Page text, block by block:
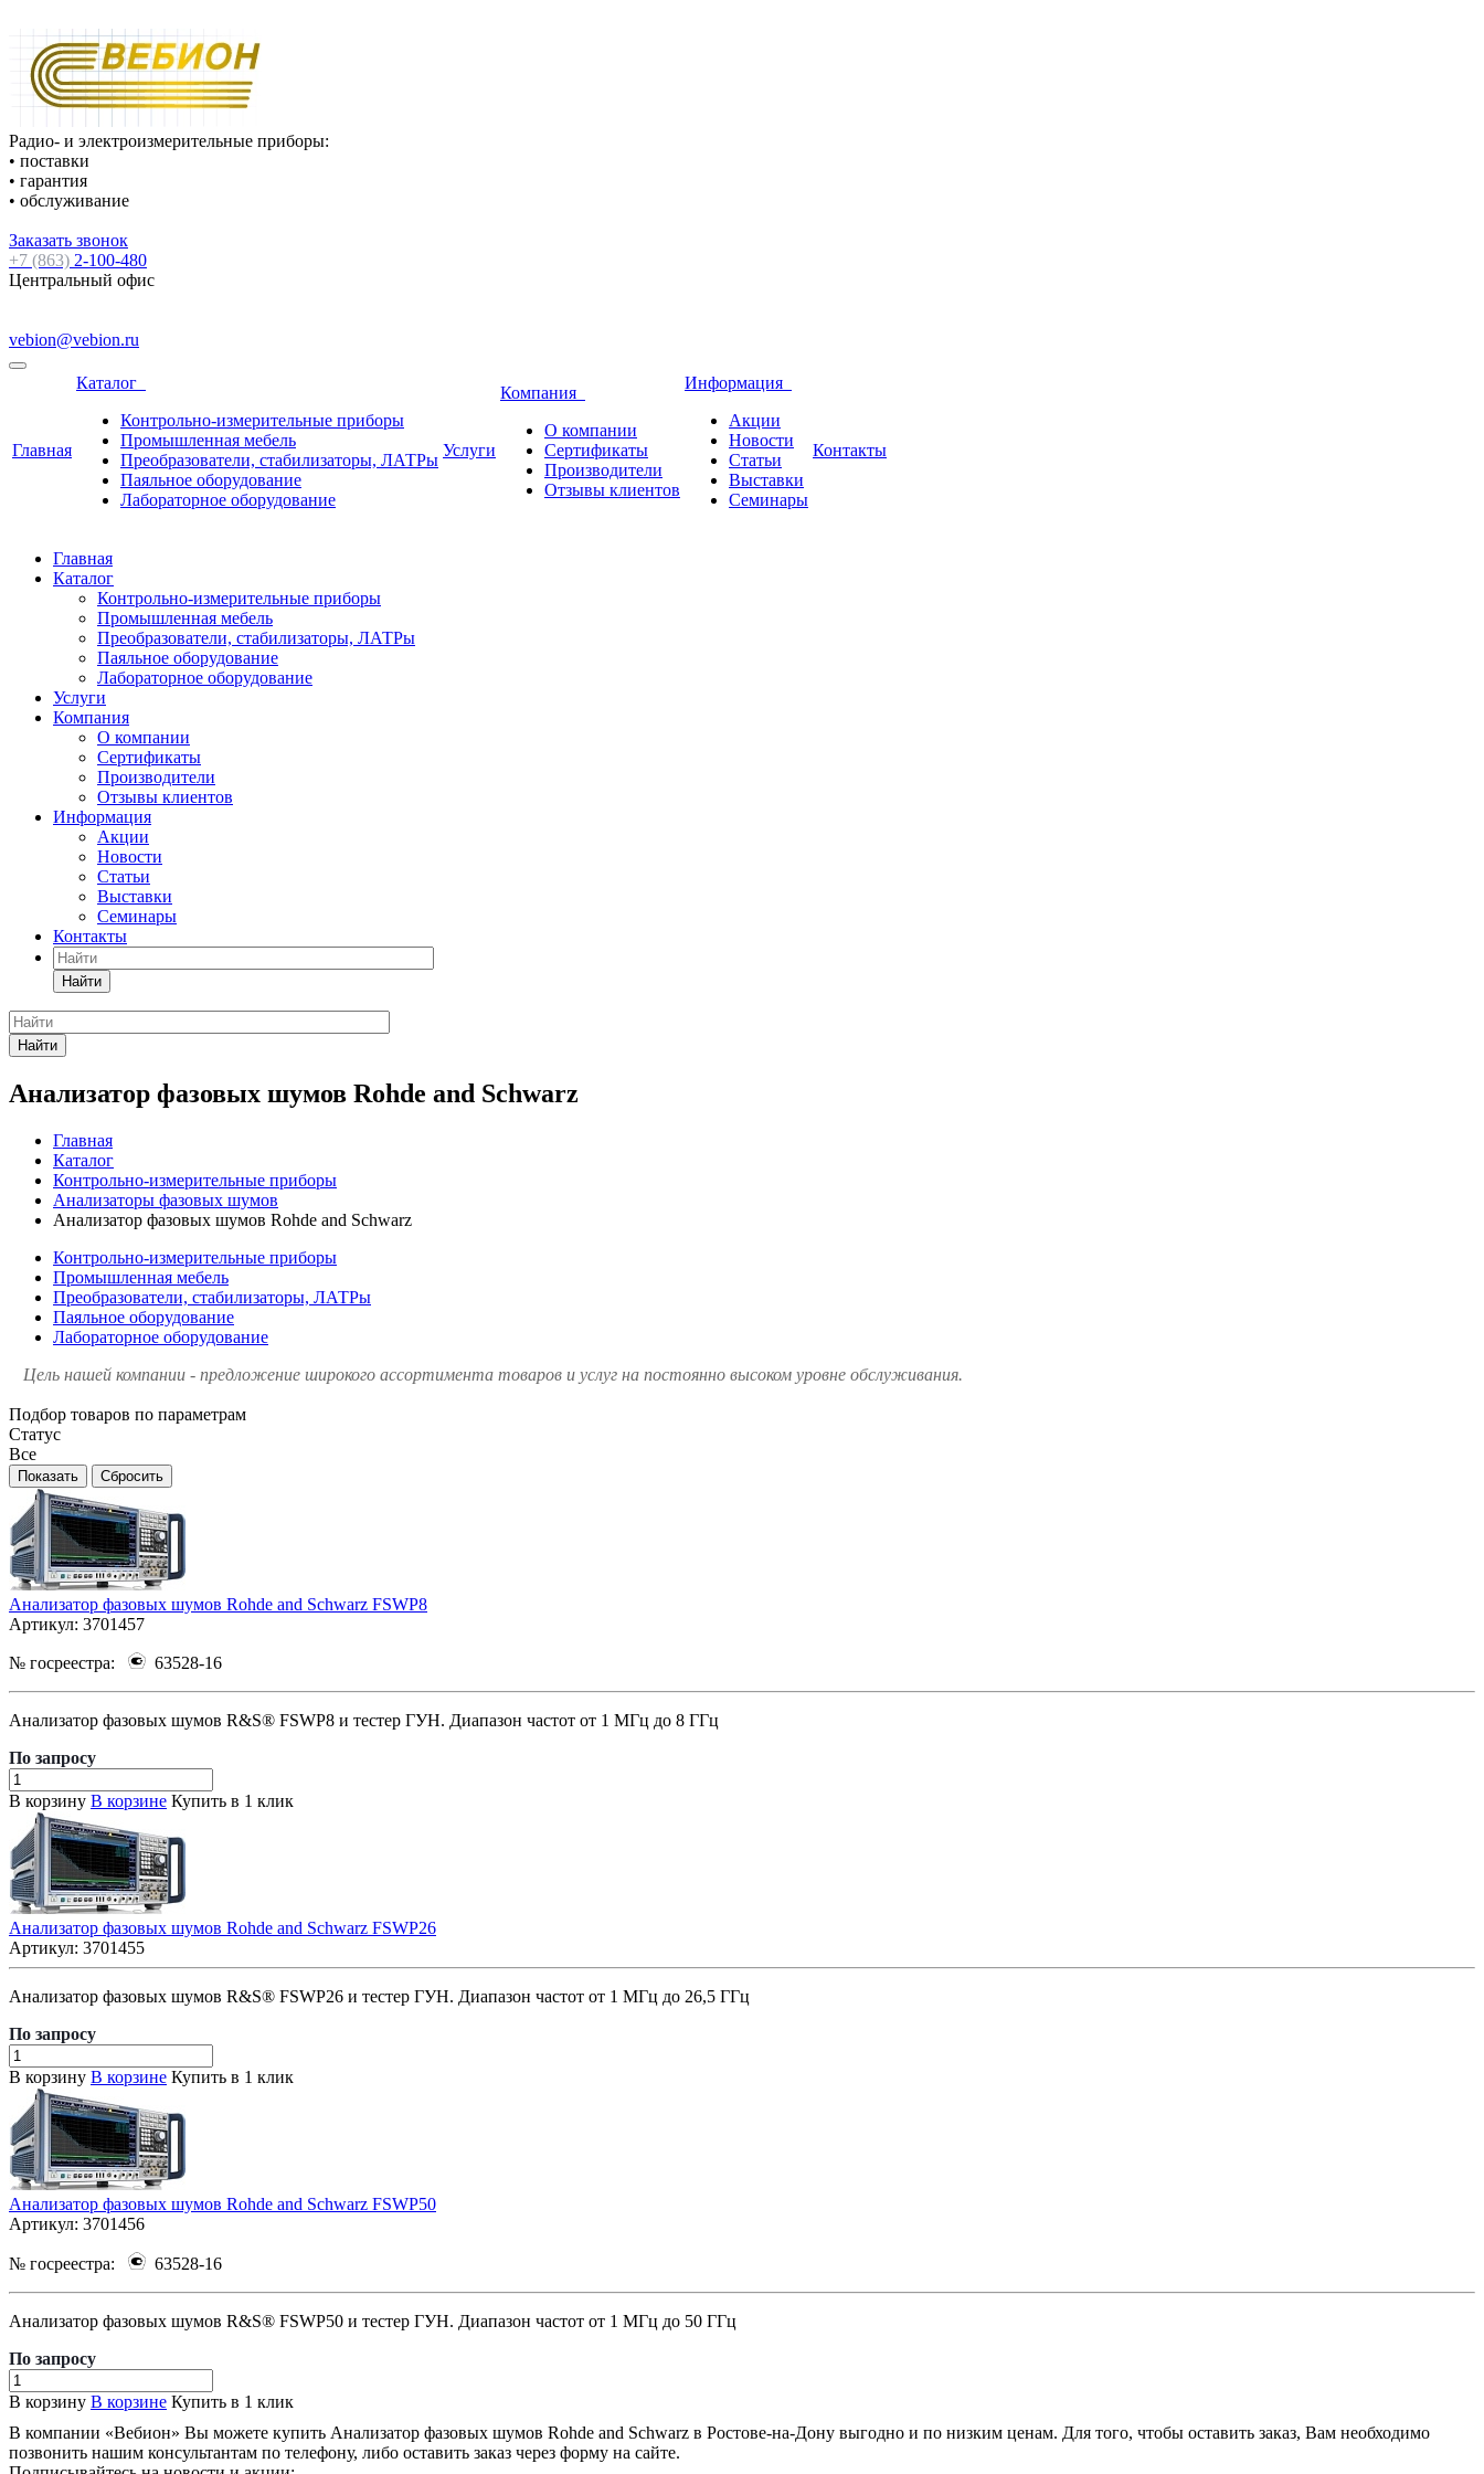
Радио- и электроизмерительные приборы:
• поставки
• гарантия
• обслуживание
Заказать звонок
+7 (863) 2-100-480
Центральный офис
vebion@vebion.ru
Главная
Каталог
Контрольно-измерительные приборы
Промышленная мебель
Преобразователи, стабилизаторы, ЛАТРы
Паяльное оборудование
Лабораторное оборудование
Услуги
Компания
О компании
Сертификаты
Производители
Отзывы клиентов
Информация
Акции
Новости
Статьи
Выставки
Семинары
Контакты
Главная
Каталог
Контрольно-измерительные приборы
Промышленная мебель
Преобразователи, стабилизаторы, ЛАТРы
Паяльное оборудование
Лабораторное оборудование
Услуги
Компания
О компании
Сертификаты
Производители
Отзывы клиентов
Информация
Акции
Новости
Статьи
Выставки
Семинары
Контакты
Найти
Найти
Анализатор фазовых шумов Rohde and Schwarz
Главная
Каталог
Контрольно-измерительные приборы
Анализаторы фазовых шумов
Анализатор фазовых шумов Rohde and Schwarz
Контрольно-измерительные приборы
Промышленная мебель
Преобразователи, стабилизаторы, ЛАТРы
Паяльное оборудование
Лабораторное оборудование
Цель нашей компании - предложение широкого ассортимента товаров и услуг на постоянно высоком уровне обслуживания.
Подбор товаров по параметрам
Статус
Все
Анализатор фазовых шумов Rohde and Schwarz FSWP8
Артикул: 3701457
№ госреестра: 63528-16
Анализатор фазовых шумов R&S® FSWP8 и тестер ГУН. Диапазон частот от 1 МГц до 8 ГГц
По запросу
В корзину В корзине Купить в 1 клик
Анализатор фазовых шумов Rohde and Schwarz FSWP26
Артикул: 3701455
Анализатор фазовых шумов R&S® FSWP26 и тестер ГУН. Диапазон частот от 1 МГц до 26,5 ГГц
По запросу
В корзину В корзине Купить в 1 клик
Анализатор фазовых шумов Rohde and Schwarz FSWP50
Артикул: 3701456
№ госреестра: 63528-16
Анализатор фазовых шумов R&S® FSWP50 и тестер ГУН. Диапазон частот от 1 МГц до 50 ГГц
По запросу
В корзину В корзине Купить в 1 клик
В компании «Вебион» Вы можете купить Анализатор фазовых шумов Rohde and Schwarz в Ростове-на-Дону выгодно и по низким ценам. Для того, чтобы оставить заказ, Вам необходимо
позвонить нашим консультантам по телефону, либо оставить заказ через форму на сайте.